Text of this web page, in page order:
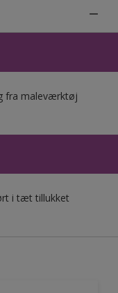
fra maleværktøj
i tæt tillukket